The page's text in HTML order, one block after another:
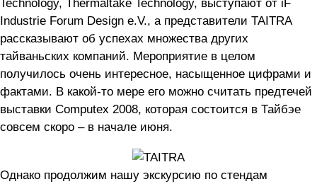
Technology, Thermaltake Technology, выступают от iF
Industrie Forum Design e.V., а представители TAITRA
рассказывают об успехах множества других
тайваньских компаний. Мероприятие в целом
получилось очень интересное, насыщенное цифрами и
фактами. В какой-то мере его можно считать предтечей
выставки Computex 2008, которая состоится в Тайбэе
совсем скоро – в начале июня.
Однако продолжим нашу экскурсию по стендам